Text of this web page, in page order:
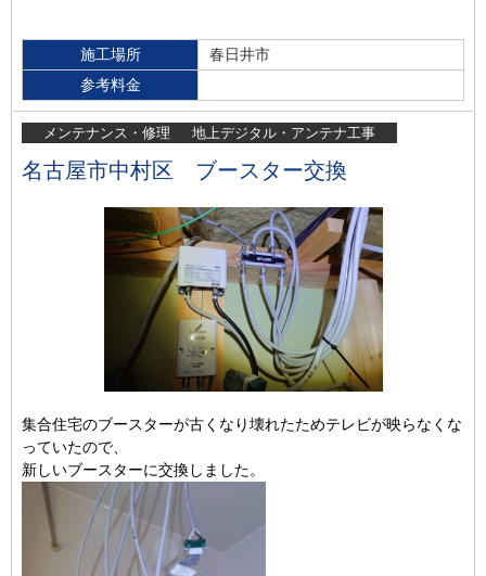
施工場所
春日井市
参考料金
メンテナンス・修理 地上デジタル・アンテナ工事
名古屋市中村区 ブースター交換
集合住宅のブースターが古くなり壊れたためテレビが映らなくな
っていたので、
新しいブースターに交換しました。